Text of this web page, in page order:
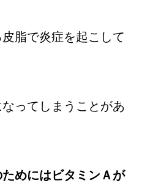
脂で炎症を起こして
ってしまうことがあ
めにはビタミンＡが